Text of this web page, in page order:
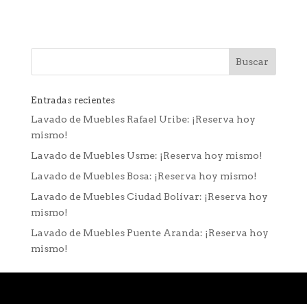
Entradas recientes
Lavado de Muebles Rafael Uribe: ¡Reserva hoy
mismo!
Lavado de Muebles Usme: ¡Reserva hoy mismo!
Lavado de Muebles Bosa: ¡Reserva hoy mismo!
Lavado de Muebles Ciudad Bolívar: ¡Reserva hoy
mismo!
Lavado de Muebles Puente Aranda: ¡Reserva hoy
mismo!